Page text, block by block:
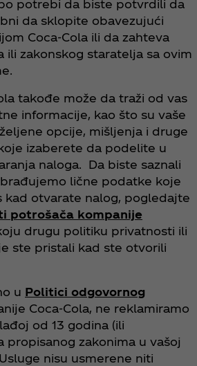
potrebi da biste potvrdili da
da sklopite obavezujući
Coca‑Cola ili da zahteva
ili zakonskog staratelja sa ovim
takođe može da traži od vas
informacije, kao što su vaše
opcije, mišljenja i druge
izaberete da podelite u
naloga. Da biste saznali
lične podatke koje
kad otvarate nalog, pogledajte
potrošača kompanije
drugu politiku privatnosti ili
ste pristali kad ste otvorili
u Politici odgovornog
Coca‑Cola, ne reklamiramo
od 13 godina (ili
propisanog zakonima u vašoj
nisu usmerene niti